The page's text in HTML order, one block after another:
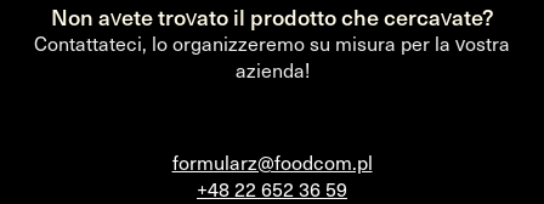
Non avete trovato il prodotto che cercavate?
Contattateci, lo organizzeremo su misura per la vostra
azienda!
formularz@foodcom.pl
+48 22 652 36 59